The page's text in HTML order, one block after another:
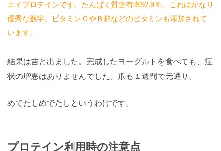
エイプロテインです。たんぱく質含有率92.9％。これはかなり
優秀な数字。
ビタミンＣやＢ群などのビタミンも添加されて
います。
結果は吉と出ました。完成したヨーグルトを食べても、症
状の増悪はありませんでした。爪も１週間で元通り。
めでたしめでたしというわけです。
プロテイン利用時の注意点